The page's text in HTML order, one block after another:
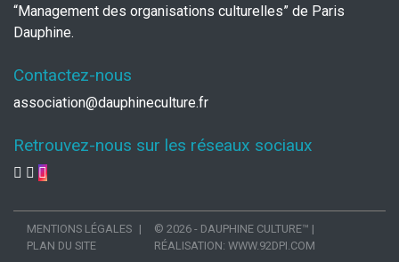
“Management des organisations culturelles” de Paris
Dauphine.
Contactez-nous
association@dauphineculture.fr
Retrouvez-nous sur les réseaux sociaux
MENTIONS LÉGALES
PLAN DU SITE
© 2026 - DAUPHINE CULTURE™ |
RÉALISATION: WWW.92DPI.COM